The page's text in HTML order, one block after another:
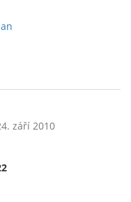
září 2010